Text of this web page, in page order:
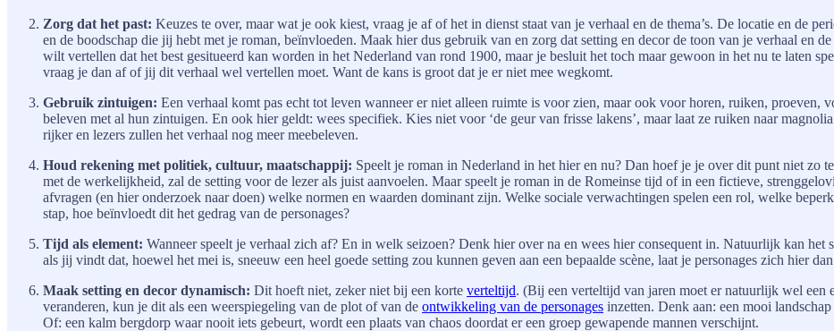
Zorg dat het past: Keuzes te over, maar wat je ook kiest, vraag je af of het in dienst staat van je verhaal en de thema’s. De locatie en de
en de boodschap die jij hebt met je roman, beïnvloeden. Maak hier dus gebruik van en zorg dat setting en decor de toon van je verhaal en
wilt vertellen dat het best gesitueerd kan worden in het Nederland van rond 1900, maar je besluit het toch maar gewoon in het nu te laten
vraag je dan af of jij dit verhaal wel vertellen moet. Want de kans is groot dat je er niet mee wegkomt.
Gebruik zintuigen: Een verhaal komt pas echt tot leven wanneer er niet alleen ruimte is voor zien, maar ook voor horen, ruiken, proeven,
beleven met al hun zintuigen. En ook hier geldt: wees specifiek. Kies niet voor ‘de geur van frisse lakens’, maar laat ze ruiken naar
rijker en lezers zullen het verhaal nog meer meebeleven.
Houd rekening met politiek, cultuur, maatschappij: Speelt je roman in Nederland in het hier en nu? Dan hoef je je over dit punt niet zo
met de werkelijkheid, zal de setting voor de lezer als juist aanvoelen. Maar speelt je roman in de Romeinse tijd of in een fictieve,
afvragen (en hier onderzoek naar doen) welke normen en waarden dominant zijn. Welke sociale verwachtingen spelen een rol, welke
stap, hoe beïnvloedt dit het gedrag van de personages?
Tijd als element: Wanneer speelt je verhaal zich af? En in welk seizoen? Denk hier over na en wees hier consequent in. Natuurlijk kan
als jij vindt dat, hoewel het mei is, sneeuw een heel goede setting zou kunnen geven aan een bepaalde scène, laat je personages zich hier
Maak setting en decor dynamisch: Dit hoeft niet, zeker niet bij een korte verteltijd. (Bij een verteltijd van jaren moet er natuurlijk wel een
veranderen, kun je dit als een weerspiegeling van de plot of van de ontwikkeling van de personages inzetten. Denk aan: een mooi
Of: een kalm bergdorp waar nooit iets gebeurt, wordt een plaats van chaos doordat er een groep gewapende mannen verschijnt.